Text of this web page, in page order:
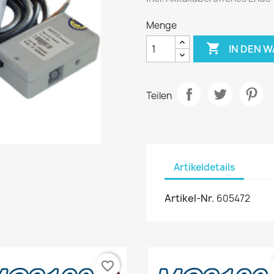
Menge
 IN DEN
Teilen
Artikeldetails
Artikel-Nr. 605472
favorite_border